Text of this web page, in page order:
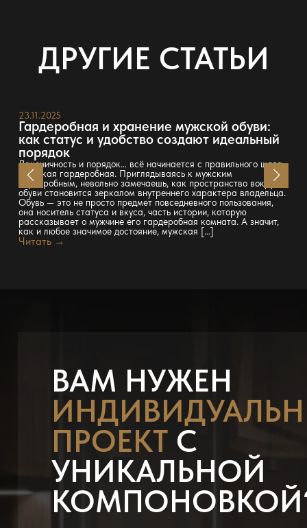
ДРУГИЕ СТАТЬИ
23.11.2025
Гардеробная и хранение мужской обуви:
как статус и удобство создают идеальный
порядок
Лаконичность и порядок… всё начинается с правильного шага.
Мужская гардеробная. Приглядываясь к мужским
гардеробным, невольно замечаешь, как пространство вокруг
обуви становится зеркалом внутреннего характера владельца.
Обувь — это не просто предмет повседневного пользования,
она носитель статуса и вкуса, часть истории, которую
рассказывает о мужчине его гардеробная комната. А значит,
как и любое значимое достояние, мужская […]
Читать →
ВАМ НУЖЕН
ПРОЕКТС
УНИКАЛЬНОЙ